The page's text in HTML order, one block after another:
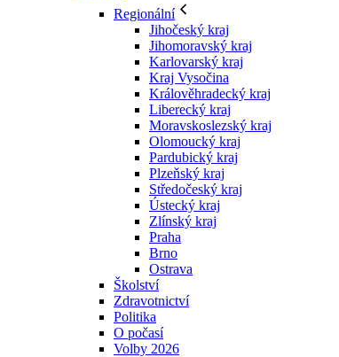
Regionální
Jihočeský kraj
Jihomoravský kraj
Karlovarský kraj
Kraj Vysočina
Králověhradecký kraj
Liberecký kraj
Moravskoslezský kraj
Olomoucký kraj
Pardubický kraj
Plzeňský kraj
Středočeský kraj
Ústecký kraj
Zlínský kraj
Praha
Brno
Ostrava
Školství
Zdravotnictví
Politika
O počasí
Volby 2026